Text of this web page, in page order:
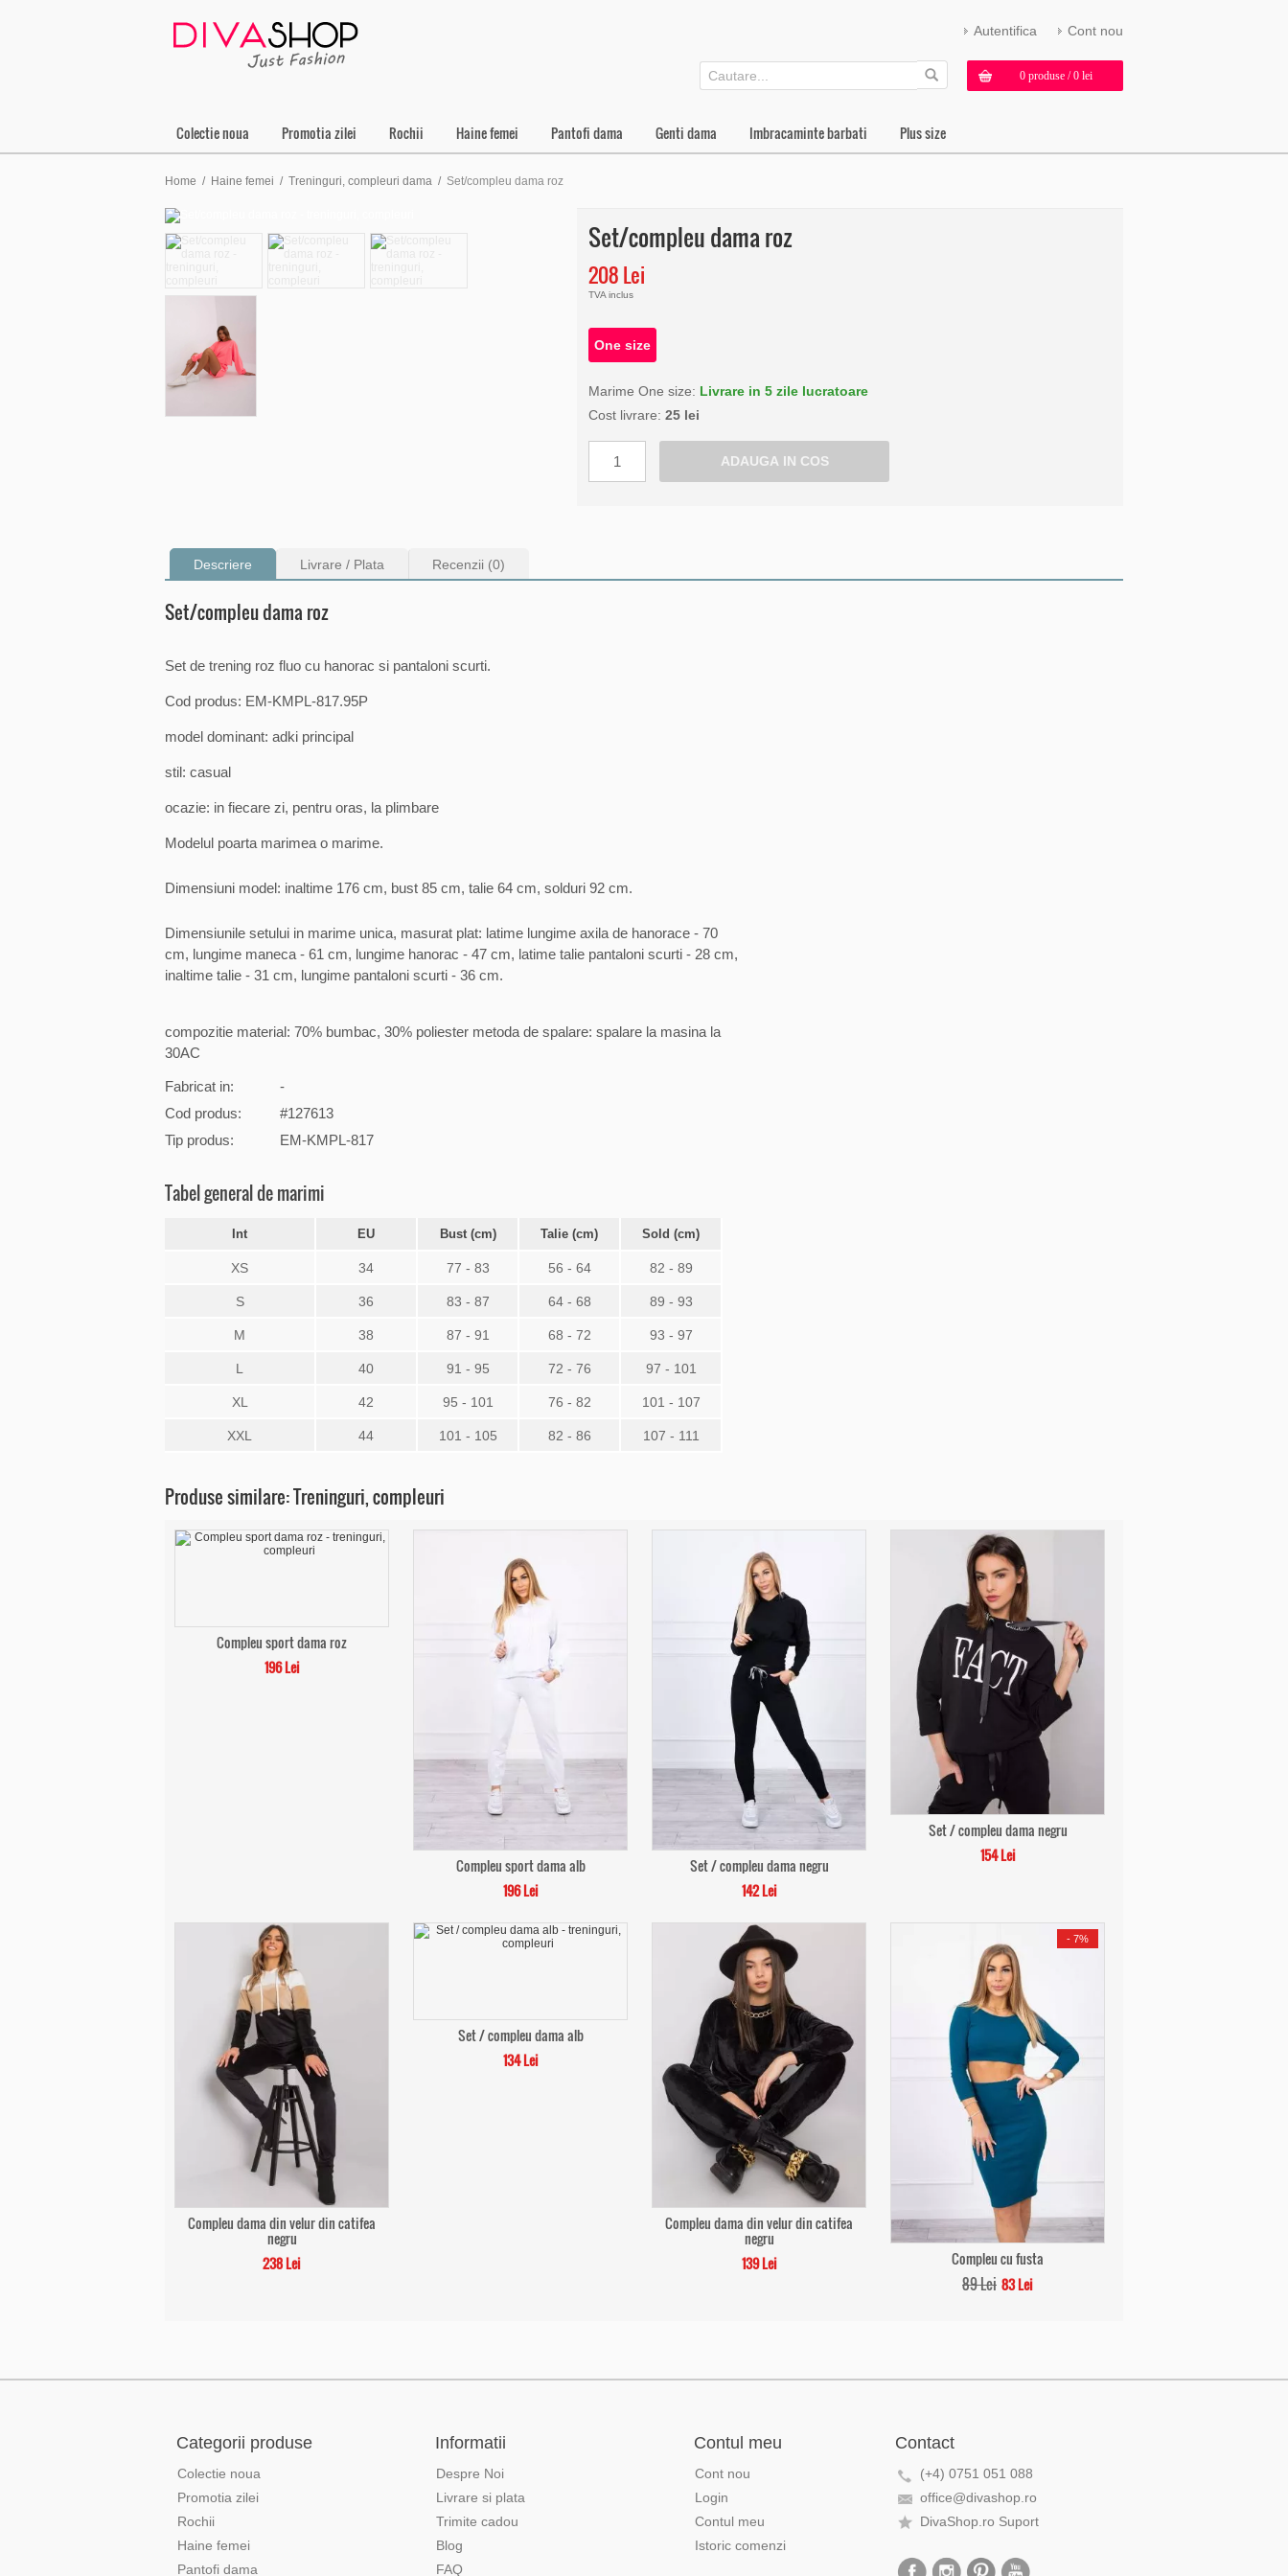
Autentifica Cont nou
0 produse / 0 lei
Colectie noua Promotia zilei Rochii Haine femei Pantofi dama Genti dama Imbracaminte barbati Plus size
Home / Haine femei / Treninguri, compleuri dama / Set/compleu dama roz
Set/compleu dama roz
208 Lei
TVA inclus
One size
Marime One size: Livrare in 5 zile lucratoare
Cost livrare: 25 lei
Descriere Livrare / Plata Recenzii (0)
Set/compleu dama roz
Set de trening roz fluo cu hanorac si pantaloni scurti.
Cod produs: EM-KMPL-817.95P
model dominant: adki principal
stil: casual
ocazie: in fiecare zi, pentru oras, la plimbare
Modelul poarta marimea o marime.
Dimensiuni model: inaltime 176 cm, bust 85 cm, talie 64 cm, solduri 92 cm.
Dimensiunile setului in marime unica, masurat plat: latime lungime axila de hanorace - 70
cm, lungime maneca - 61 cm, lungime hanorac - 47 cm, latime talie pantaloni scurti - 28 cm,
inaltime talie - 31 cm, lungime pantaloni scurti - 36 cm.
compozitie material: 70% bumbac, 30% poliester metoda de spalare: spalare la masina la
30AC
Fabricat in:
-
Cod produs:
#127613
Tip produs:
EM-KMPL-817
Tabel general de marimi
Int EU Bust (cm) Talie (cm) Sold (cm)
XS 34 77 - 83 56 - 64 82 - 89
S 36 83 - 87 64 - 68 89 - 93
M 38 87 - 91 68 - 72 93 - 97
L 40 91 - 95 72 - 76 97 - 101
XL 42 95 - 101 76 - 82 101 - 107
XXL 44 101 - 105 82 - 86 107 - 111
Produse similare: Treninguri, compleuri
Compleu sport dama roz
196 Lei
Compleu sport dama alb
196 Lei
Set / compleu dama negru
142 Lei
Set / compleu dama negru
154 Lei
Compleu dama din velur din catifea
negru
238 Lei
Set / compleu dama alb
134 Lei
Compleu dama din velur din catifea
negru
139 Lei
- 7%
Compleu cu fusta
89 Lei 83 Lei
Categorii produse
Colectie noua
Promotia zilei
Rochii
Haine femei
Pantofi dama
Informatii
Despre Noi
Livrare si plata
Trimite cadou
Blog
FAQ
Contul meu
Cont nou
Login
Contul meu
Istoric comenzi
Contact
(+4) 0751 051 088
office@divashop.ro
DivaShop.ro Suport